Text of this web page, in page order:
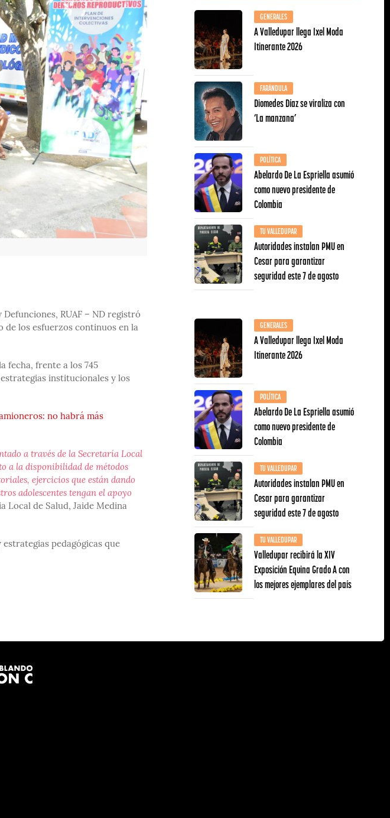
RUAF – ND registró
de los esfuerzos continuos en la
fecha, frente a los 745
institucionales y los
no habrá más
a través de la Secretaría Local
a la disponibilidad de métodos
ejercicios que están dando
adolescentes tengan el apoyo
Local de Salud, Jaide Medina
pedagógicas que
GENERALES
A Valledupar llega Ixel Moda
Itinerante 2026
FARÁNDULA
Diomedes Díaz se viraliza con
‘La manzana’
POLÍTICA
Abelardo De La Espriella asumió
como nuevo presidente de
Colombia
TU VALLEDUPAR
Autoridades instalan PMU en
Cesar para garantizar
seguridad este 7 de agosto
GENERALES
A Valledupar llega Ixel Moda
Itinerante 2026
POLÍTICA
Abelardo De La Espriella asumió
como nuevo presidente de
Colombia
TU VALLEDUPAR
Autoridades instalan PMU en
Cesar para garantizar
seguridad este 7 de agosto
TU VALLEDUPAR
Valledupar recibirá la XIV
Exposición Equina Grado A con
los mejores ejemplares del país